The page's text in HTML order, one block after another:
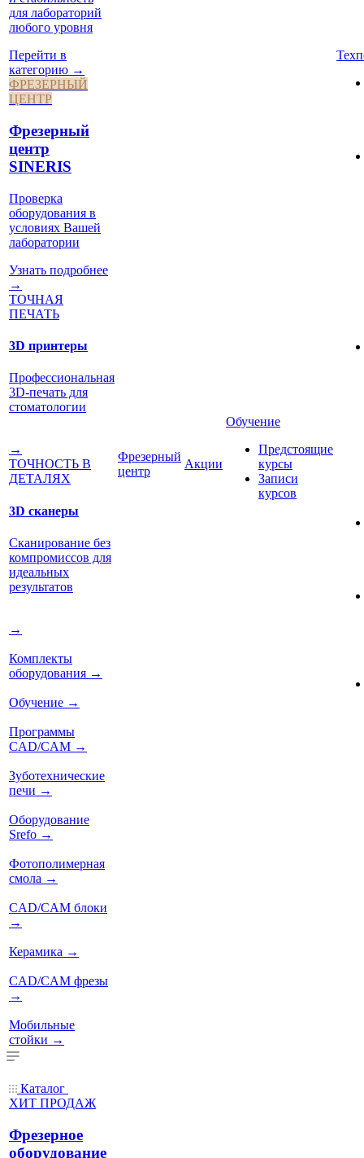
для лабораторий
любого уровня
Перейти в
категорию →
ФРЕЗЕРНЫЙ
ЦЕНТР
Фрезерный
центр
SINERIS
Проверка
оборудования в
условиях Вашей
лаборатории
Узнать подробнее
→
ТОЧНАЯ
ПЕЧАТЬ
3D принтеры
Профессиональная
3D-печать для
стоматологии
→
ТОЧНОСТЬ В
ДЕТАЛЯХ
3D сканеры
Сканирование без
компромиссов для
идеальных
результатов
→
Комплекты
оборудования →
Обучение →
Программы
CAD/CAM →
Зуботехнические
печи →
Оборудование
Srefo →
Фотополимерная
смола →
CAD/CAM блоки
→
Керамика →
CAD/CAM фрезы
→
Мобильные
стойки →
Фрезерный
центр
Акции
Обучение
Предстоящие
курсы
Записи
курсов
Каталог
ХИТ ПРОДАЖ
Фрезерное
оборудование